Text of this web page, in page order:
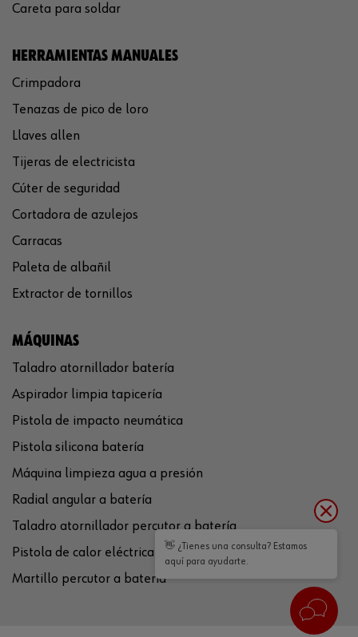
Careta para soldar
HERRAMIENTAS MANUALES
Crimpadora
Tenazas de pico de loro
Llaves allen
Tijeras de electricista
Cúter de seguridad
Cortadora de azulejos
Carracas
Paleta de albañil
Extractor de tornillos
MÁQUINAS
Taladro atornillador batería
Aspirador limpia tapicería
Pistola de impacto neumática
Pistola silicona batería
Máquina limpieza agua a presión
Radial angular a batería
Taladro atornillador percutor a batería
Pistola de calor eléctrica
Martillo percutor a batería
👋 ¿Tienes una consulta? Estamos
aquí para ayudarte.